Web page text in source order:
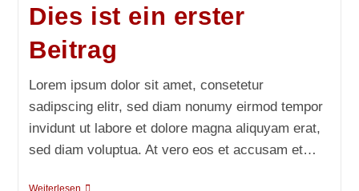
Beitrag
Dies ist ein erster
Beitrag
Lorem ipsum dolor sit amet, consetetur
sadipscing elitr, sed diam nonumy eirmod tempor
invidunt ut labore et dolore magna aliquyam erat,
sed diam voluptua. At vero eos et accusam et…
Weiterlesen